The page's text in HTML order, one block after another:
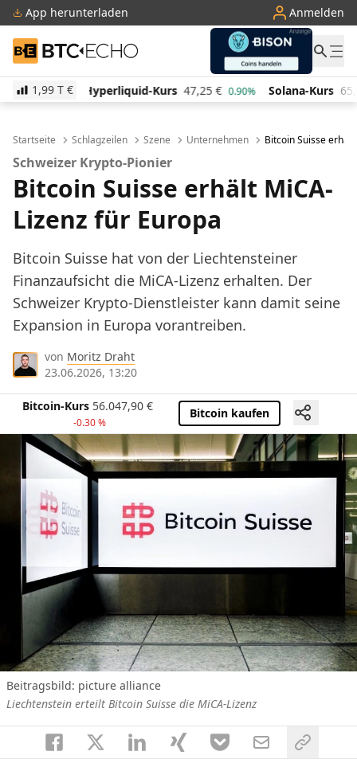
App herunterladen Anmelden
BTC-ECHO
1,99 T €
Kurs 47,25 € 0.90% Solana-Kurs 65,87 € 1.90% TRON-
Startseite Schlagzeilen Szene Unternehmen Bitcoin Suisse
Schweizer Krypto-Pionier
Bitcoin Suisse erhält MiCA-
Lizenz für Europa
Bitcoin Suisse hat von der Liechtensteiner
Finanzaufsicht die MiCA-Lizenz erhalten. Der
Schweizer Krypto-Dienstleister kann damit seine
Expansion in Europa vorantreiben.
von Moritz Draht
23.06.2026, 13:20
Bitcoin-Kurs 56.047,90 €
-0.30 %
Bitcoin kaufen
Beitragsbild: picture alliance
Liechtenstein erteilt Bitcoin Suisse die MiCA-Lizenz